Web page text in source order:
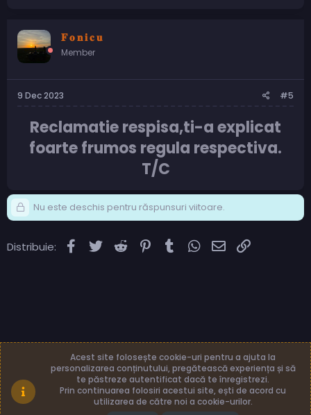
𝐅 𝐨 𝐧 𝐢 𝐜 𝐮
Member
9 Dec 2023 #5
Reclamatie respisa,ti-a explicat
foarte frumos regula respectiva.
T/C
Nu este deschis pentru răspunsuri viitoare.
Distribuie: Facebook
TwitterReddit PinterestTumblrWhatsApp
Email
Română (RO)
Termeni și reguli
Politică de confidențialitate
Ajutor Acasă
Acest site folosește cookie-uri pentru a ajuta la
personalizarea conținutului, pregătească experiența și să
te păstreze autentificat dacă te înregistrezi.
Prin continuarea folosiri acestui site, ești de acord cu
utilizarea de către noi a cookie-urilor.